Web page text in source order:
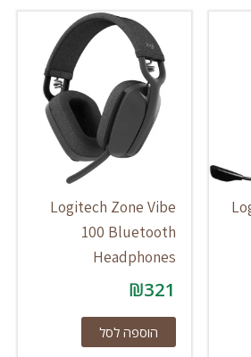
Logitech Zone Vibe
100 Bluetooth
Headphones
₪321
הוספה לסל